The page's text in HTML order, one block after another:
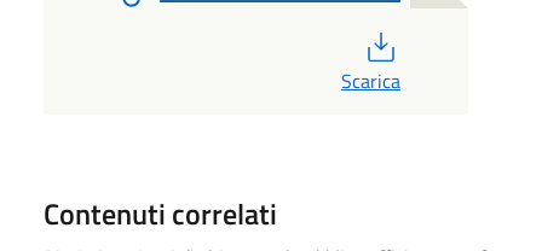
Scarica
Contenuti correlati